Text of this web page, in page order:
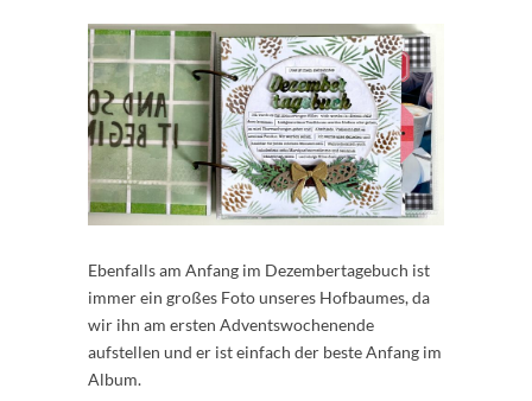
Ebenfalls am Anfang im Dezembertagebuch ist
immer ein großes Foto unseres Hofbaumes, da
wir ihn am ersten Adventswochenende
aufstellen und er ist einfach der beste Anfang im
Album.